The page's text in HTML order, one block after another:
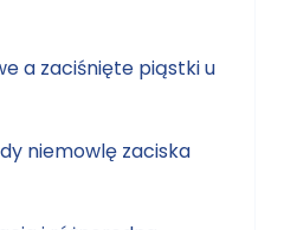
a zaciśnięte piąstki u
niemowlę zaciska